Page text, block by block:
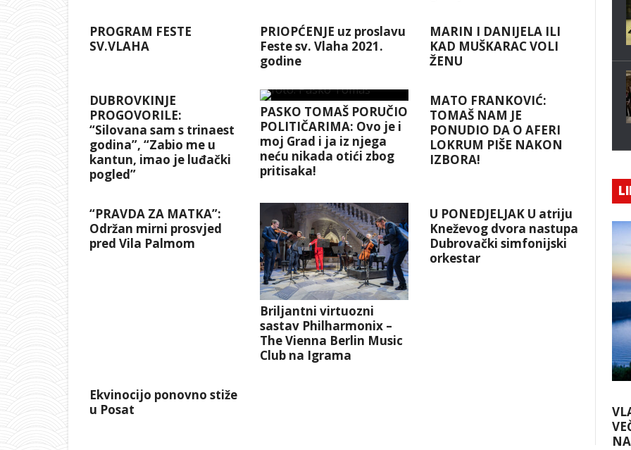
PROGRAM FESTE
SV.VLAHA
PRIOPĆENJE uz proslavu
Feste sv. Vlaha 2021.
godine
MARIN I DANIJELA ILI
KAD MUŠKARAC VOLI
ŽENU
DUBROVKINJE
PROGOVORILE:
“Silovana sam s trinaest
godina”, “Zabio me u
kantun, imao je luđački
pogled”
PASKO TOMAŠ PORUČIO
POLITIČARIMA: Ovo je i
moj Grad i ja iz njega
neću nikada otići zbog
pritisaka!
MATO FRANKOVIĆ:
TOMAŠ NAM JE
PONUDIO DA O AFERI
LOKRUM PIŠE NAKON
IZBORA!
“PRAVDA ZA MATKA”:
Održan mirni prosvjed
pred Vila Palmom
Briljantni virtuozni
sastav Philharmonix –
The Vienna Berlin Music
Club na Igrama
U PONEDJELJAK U atriju
Kneževog dvora nastupa
Dubrovački simfonijski
orkestar
Ekvinocijo ponovno stiže
u Posat